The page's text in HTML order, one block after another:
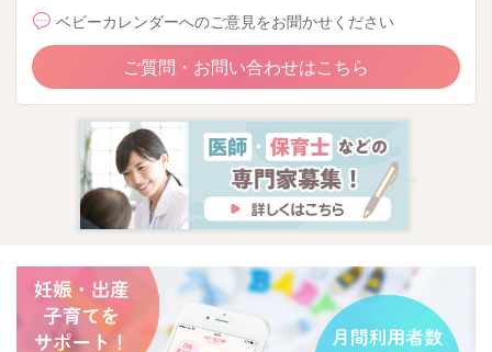
ベビーカレンダーへのご意見をお聞かせください
ご質問・お問い合わせはこちら